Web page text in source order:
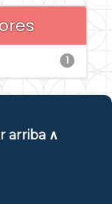
1
arriba ∧